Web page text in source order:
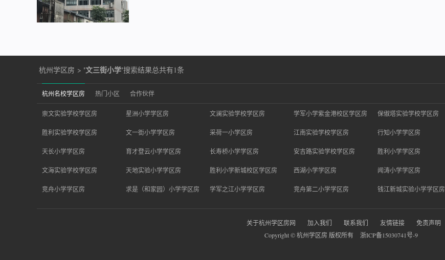
杭州学区房 > '文三街小学'搜索结果总共有1条
杭州名校学区房 热门小区 合作伙伴
崇文实验学校学区房 星洲小学学区房 文澜实验学校学区房 学军小学紫金港校区学区房 保俶塔实验学校学区房
胜利实验学校学区房 文一街小学学区房 采荷一小学区房 江南实验学校学区房 行知小学学区房
天长小学学区房 育才登云小学学区房 长寿桥小学学区房 安吉路实验学校学区房 胜利小学学区房
文海实验学校学区房 天地实验小学学区房 胜利小学新城校区学区房 西湖小学学区房 闻涛小学学区房
竞舟小学学区房 求是（和家园）小学学区房 学军之江小学学区房 竞舟第二小学学区房 钱江新城实验小学学区房
关于杭州学区房网 加入我们 联系我们 友情链接
免责声明
Copyright © 杭州学区房 版权所有
浙ICP备15030741号-9